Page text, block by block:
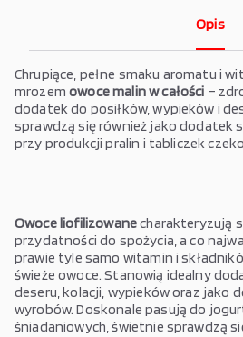
Opis
Chrupiące, pełne smaku aromatu i
mrozemowoce malin w całości –
dodatek do posiłków, wypieków i
sprawdzą się również jako dodatek
przy produkcji pralin i tabliczek
Owoce liofilizowanecharakteryzują
przydatności do spożycia, a co
prawie tyle samo witamin i
świeże owoce. Stanowią idealny
deseru, kolacji, wypieków oraz jako
wyrobów. Doskonale pasują do
śniadaniowych, świetnie sprawdzą